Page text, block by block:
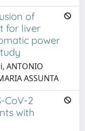
of
for liver
power
ANTONIO
ASSUNTA
CoV-2
with